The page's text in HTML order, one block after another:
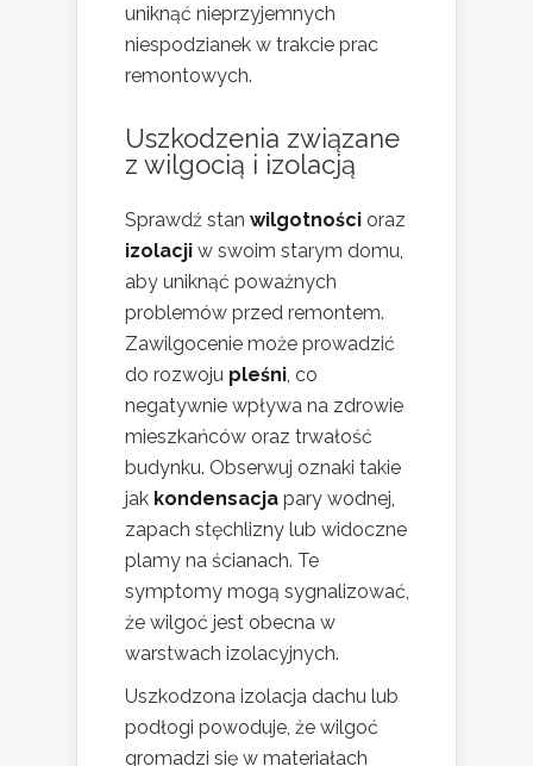
uniknąć nieprzyjemnych
niespodzianek w trakcie prac
remontowych.
Uszkodzenia związane
z wilgocią i izolacją
Sprawdź stan wilgotności oraz
izolacji w swoim starym domu,
aby uniknąć poważnych
problemów przed remontem.
Zawilgocenie może prowadzić
do rozwoju pleśni , co
negatywnie wpływa na zdrowie
mieszkańców oraz trwałość
budynku. Obserwuj oznaki takie
jak kondensacja pary wodnej,
zapach stęchlizny lub widoczne
plamy na ścianach. Te
symptomy mogą sygnalizować,
że wilgoć jest obecna w
warstwach izolacyjnych.
Uszkodzona izolacja dachu lub
podłogi powoduje, że wilgoć
gromadzi się w materiałach